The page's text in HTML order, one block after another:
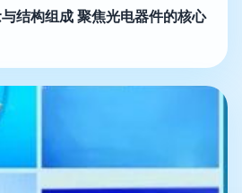
结构组成 聚焦光电器件的核心